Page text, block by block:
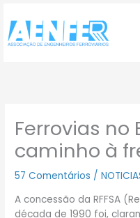
para
conteúdo
Ferrovias no
caminho à
57 Comentários /
A concessão da RFFSA
década de 1990 foi,